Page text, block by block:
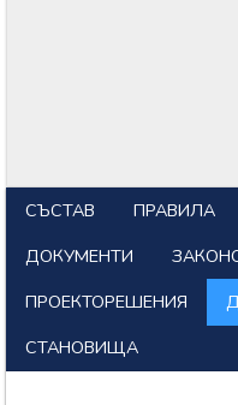
СЪСТАВ ПРАВИЛА
ДОКУМЕНТИ
ПРОЕКТОРЕШЕНИЯ
СТАНОВИЩА